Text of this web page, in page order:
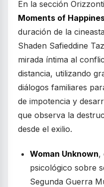
En la sección
Moments of
duración de la
Shaden Safieddine
mirada íntima al
distancia, utilizando
diálogos familiares
de impotencia y
que observa la
desde el exilio.
Woman Unknown,
psicológico sobre
Segunda Guerra